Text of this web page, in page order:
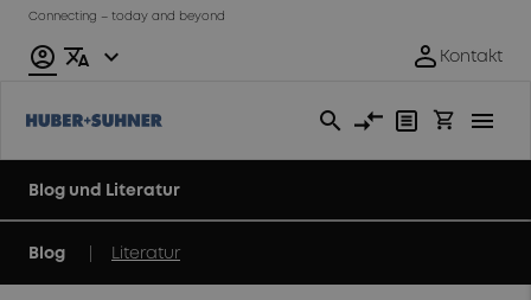
Connecting – today and beyond
Blog und Literatur
Blog | Literatur